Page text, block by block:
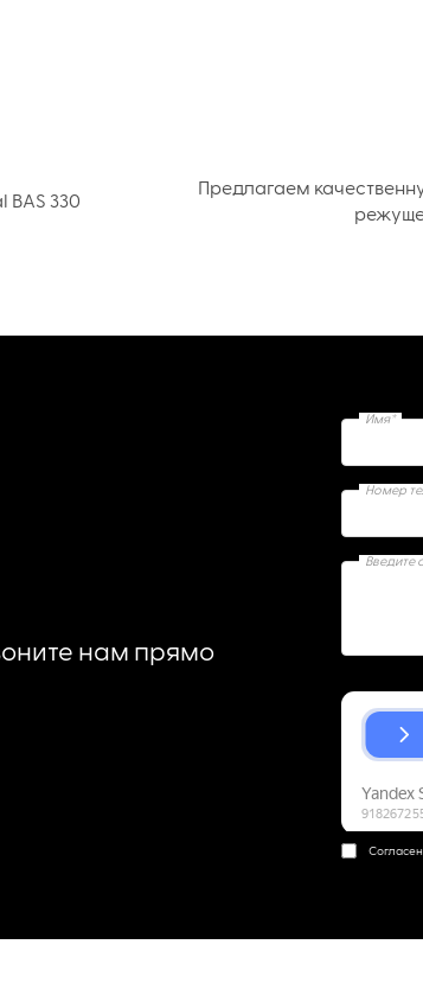
330
Предлагаем
нам прямо
Имя*
Номер
Введите